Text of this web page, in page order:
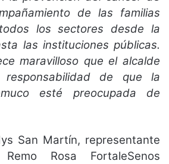
de las familias
los sectores desde la
las instituciones públicas.
maravilloso que el alcalde
de que la
esté preocupada de
San Martín, representante
Rosa FortaleSenos